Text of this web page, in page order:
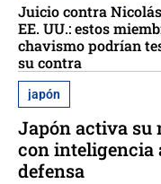
Juicio contra
EE. UU.: estos
chavismo podrían
su contra
japón
Japón activa su
con inteligencia
defensa